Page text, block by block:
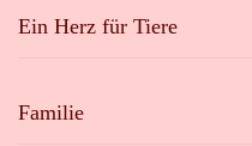
Ein Herz für Tiere
Familie